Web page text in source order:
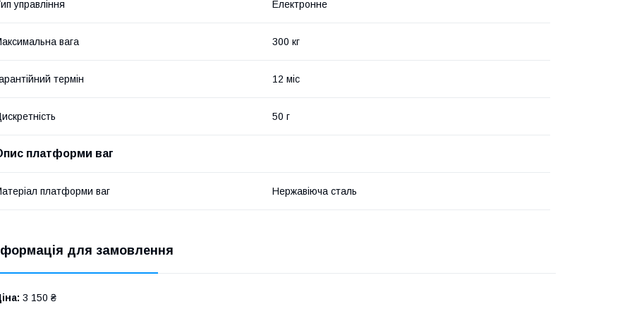
управління Електронне
вага 300 кг
термін 12 міс
50 г
платформи ваг
платформи ваг Нержавіюча сталь
для замовлення
3 150 ₴